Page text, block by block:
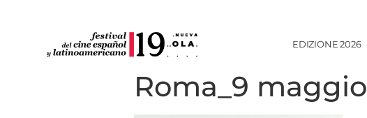
EDIZIONE 2026
Roma_9 maggio